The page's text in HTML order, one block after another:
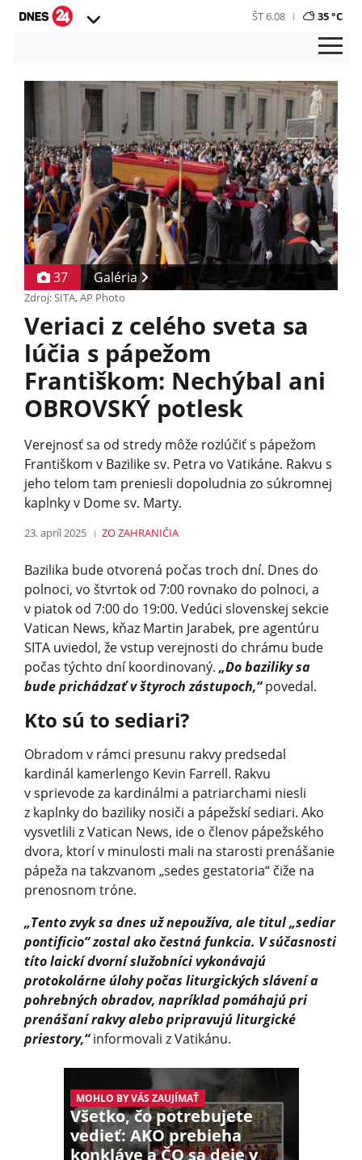
ŠT 6.08 35 °C
37 Galéria
Zdroj: SITA, AP Photo
Veriaci z celého sveta sa
lúčia s pápežom
Františkom: Nechýbal ani
OBROVSKÝ potlesk
Verejnosť sa od stredy môže rozlúčiť s pápežom
Františkom v Bazilike sv. Petra vo Vatikáne. Rakvu s
jeho telom tam preniesli dopoludnia zo súkromnej
kaplnky v Dome sv. Marty.
23. apríl 2025 ZO ZAHRANIČIA
Bazilika bude otvorená počas troch dní. Dnes do
polnoci, vo štvrtok od 7:00 rovnako do polnoci, a
v piatok od 7:00 do 19:00. Vedúci slovenskej sekcie
Vatican News, kňaz Martin Jarabek, pre agentúru
SITA uviedol, že vstup verejnosti do chrámu bude
počas týchto dní koordinovaný. „Do baziliky sa
bude prichádzať v štyroch zástupoch,“povedal.
Kto sú to sediari?
Obradom v rámci presunu rakvy predsedal
kardinál kamerlengo Kevin Farrell. Rakvu
v sprievode za kardinálmi a patriarchami niesli
z kaplnky do baziliky nosiči a pápežskí sediari. Ako
vysvetlili z Vatican News, ide o členov pápežského
dvora, ktorí v minulosti mali na starosti prenášanie
pápeža na takzvanom „sedes gestatoria“ čiže na
prenosnom tróne.
„Tento zvyk sa dnes už nepoužíva, ale titul „sediar
pontificio“ zostal ako čestná funkcia. V súčasnosti
títo laickí dvorní služobníci vykonávajú
protokolárne úlohy počas liturgických slávení a
pohrebných obradov, napríklad pomáhajú pri
prenášaní rakvy alebo pripravujú liturgické
priestory,“informovali z Vatikánu.
MOHLO BY VÁS ZAUJÍMAŤ
Všetko, čo potrebujete
vedieť: AKO prebieha
konkláve a ČO sa deje v